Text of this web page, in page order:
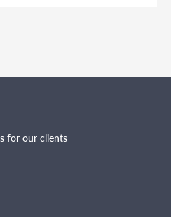
for our clients